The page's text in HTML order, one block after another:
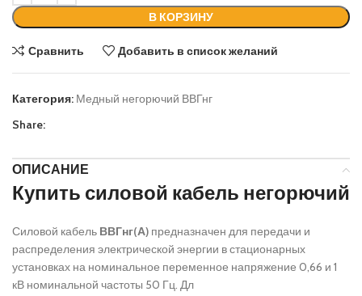
В КОРЗИНУ
Сравнить Добавить в список желаний
Категория: Медный негорючий ВВГнг
Share:
ОПИСАНИЕ
Купить силовой кабель негорючий
Силовой кабель ВВГнг(А) предназначен для передачи и
распределения электрической энергии в стационарных
установках на номинальное переменное напряжение 0,66 и 1
кВ номинальной частоты 50 Гц. Дл